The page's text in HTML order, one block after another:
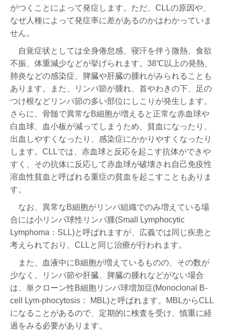
がつくことによって発症します。ただ、CLLの原因や、
なぜ人種によって発症率に差があるのかはわかっていま
せん。
自覚症状としては全身倦怠感、寝汗を伴う微熱、食欲
不振、体重減少などが挙げられます。38℃以上の発熱、
肺炎などの感染症、脾臓や肝臓の腫れがみられることも
あります。また、リンパ節が腫れ、首やわきの下、足の
つけ根などリンパ節の多い部位にしこりが発生します。
さらに、骨髄で異常なB細胞が増えると正常な赤血球や
白血球、血小板が減ってしまうため、貧血になったり、
出血しやすくなったり、感染症にかかりやすくなったり
します。CLLでは、赤血球と反応を起こす抗体ができや
すく、その抗体に反応して赤血球が破壊され自己免疫性
溶血性貧血と呼ばれる重症の貧血を起こすこともありま
す。
なお、異常なB細胞がリンパ組織でのみ増えている場
合には小リンパ球性リンパ腫(Small Lymphocytic
Lymphoma：SLL)と呼ばれますが、広義では同じ疾患と
考えられており、CLLと同じ治療が行われます。
また、血液中にB細胞が増えているものの、その数が
少なく、リンパ節や肝臓、脾臓の腫れなどがない場合
は、単クローン性B細胞リンパ球増加症(Monoclonal B-
cell Lym-phocytosis： MBL)と呼ばれます。MBLからCLL
になることがあるので、定期的に検査を受け、慎重に経
過をみる必要があります。